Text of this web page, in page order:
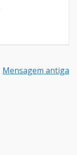
Mensagem antiga